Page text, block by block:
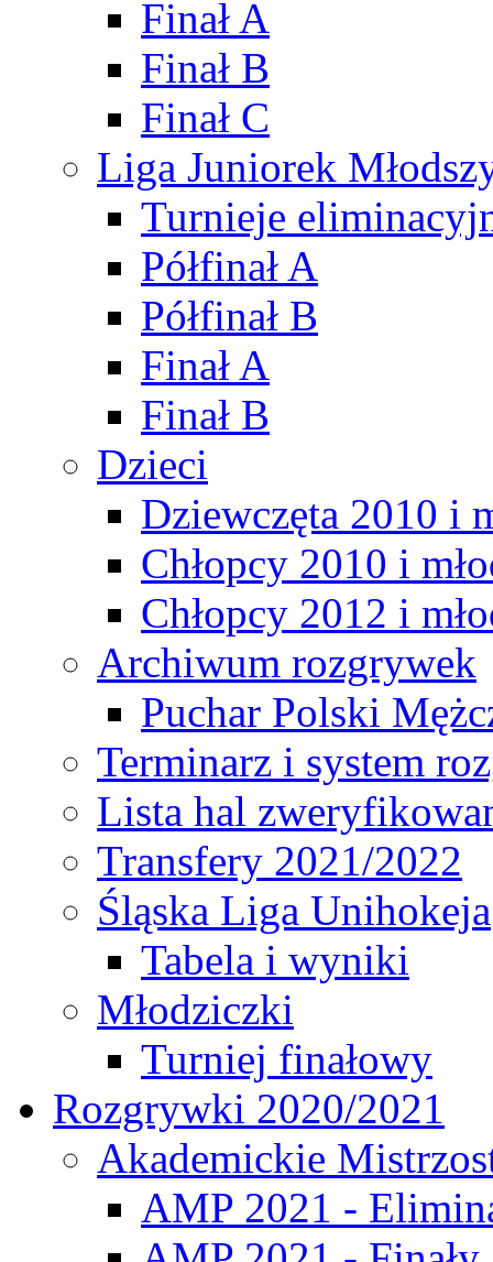
Finał A
Finał B
Finał C
Liga Juniorek
Turnieje
Półfinał A
Półfinał B
Finał A
Finał B
Dzieci
Dziewczęta 2010 i
Chłopcy 2010 i
Chłopcy 2012 i
Archiwum rozgrywek
Puchar Polski
Terminarz i system
Lista hal
Transfery 2021/2022
Śląska Liga Unihokeja
Tabela i wyniki
Młodziczki
Turniej finałowy
Rozgrywki 2020/2021
Akademickie
AMP 2021 -